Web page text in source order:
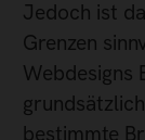
Jedoch ist
Grenzen
Webdesigns
bestimmte